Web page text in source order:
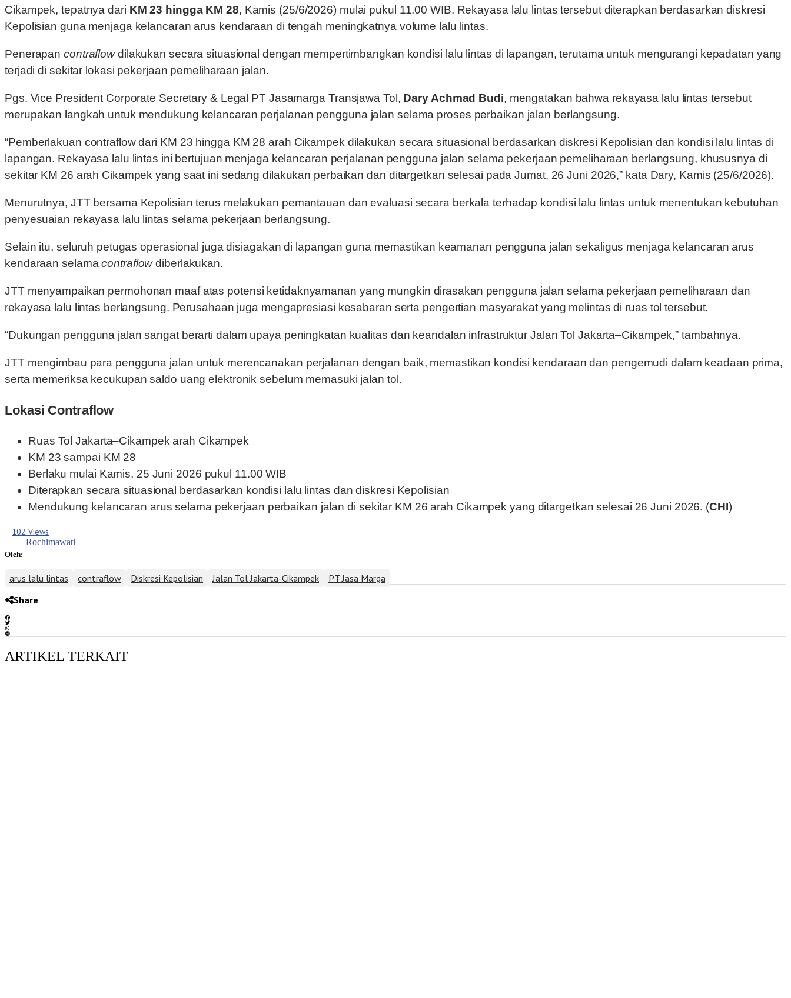
Cikampek, tepatnya dari KM 23 hingga KM 28, Kamis (25/6/2026) mulai pukul 11.00 WIB. Rekayasa lalu lintas tersebut diterapkan berdasarkan diskresi
Kepolisian guna menjaga kelancaran arus kendaraan di tengah meningkatnya volume lalu lintas.
Penerapan contraflowdilakukan secara situasional dengan mempertimbangkan kondisi lalu lintas di lapangan, terutama untuk mengurangi kepadatan yang
terjadi di sekitar lokasi pekerjaan pemeliharaan jalan.
Pgs. Vice President Corporate Secretary & Legal PT Jasamarga Transjawa Tol, Dary Achmad Budi, mengatakan bahwa rekayasa lalu lintas tersebut
merupakan langkah untuk mendukung kelancaran perjalanan pengguna jalan selama proses perbaikan jalan berlangsung.
“Pemberlakuan contraflow dari KM 23 hingga KM 28 arah Cikampek dilakukan secara situasional berdasarkan diskresi Kepolisian dan kondisi lalu lintas di
lapangan. Rekayasa lalu lintas ini bertujuan menjaga kelancaran perjalanan pengguna jalan selama pekerjaan pemeliharaan berlangsung, khususnya di
sekitar KM 26 arah Cikampek yang saat ini sedang dilakukan perbaikan dan ditargetkan selesai pada Jumat, 26 Juni 2026,” kata Dary, Kamis (25/6/2026).
Menurutnya, JTT bersama Kepolisian terus melakukan pemantauan dan evaluasi secara berkala terhadap kondisi lalu lintas untuk menentukan kebutuhan
penyesuaian rekayasa lalu lintas selama pekerjaan berlangsung.
Selain itu, seluruh petugas operasional juga disiagakan di lapangan guna memastikan keamanan pengguna jalan sekaligus menjaga kelancaran arus
kendaraan selamacontraflowdiberlakukan.
JTT menyampaikan permohonan maaf atas potensi ketidaknyamanan yang mungkin dirasakan pengguna jalan selama pekerjaan pemeliharaan dan
rekayasa lalu lintas berlangsung. Perusahaan juga mengapresiasi kesabaran serta pengertian masyarakat yang melintas di ruas tol tersebut.
“Dukungan pengguna jalan sangat berarti dalam upaya peningkatan kualitas dan keandalan infrastruktur Jalan Tol Jakarta–Cikampek,” tambahnya.
JTT mengimbau para pengguna jalan untuk merencanakan perjalanan dengan baik, memastikan kondisi kendaraan dan pengemudi dalam keadaan prima,
serta memeriksa kecukupan saldo uang elektronik sebelum memasuki jalan tol.
Lokasi Contraflow
Ruas Tol Jakarta–Cikampek arah Cikampek
KM 23 sampai KM 28
Berlaku mulai Kamis, 25 Juni 2026 pukul 11.00 WIB
Diterapkan secara situasional berdasarkan kondisi lalu lintas dan diskresi Kepolisian
Mendukung kelancaran arus selama pekerjaan perbaikan jalan di sekitar KM 26 arah Cikampek yang ditargetkan selesai 26 Juni 2026. (CHI)
102 Views
Oleh:
Rochimawati
arus lalu lintas contraflow Diskresi Kepolisian Jalan Tol Jakarta-Cikampek
PT Jasa Marga
Share
ARTIKEL TERKAIT